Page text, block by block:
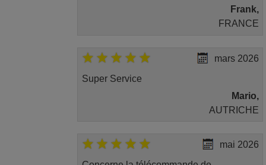
Frank,
FRANCE
mars 2026
Super Service
Mario,
AUTRICHE
mai 2026